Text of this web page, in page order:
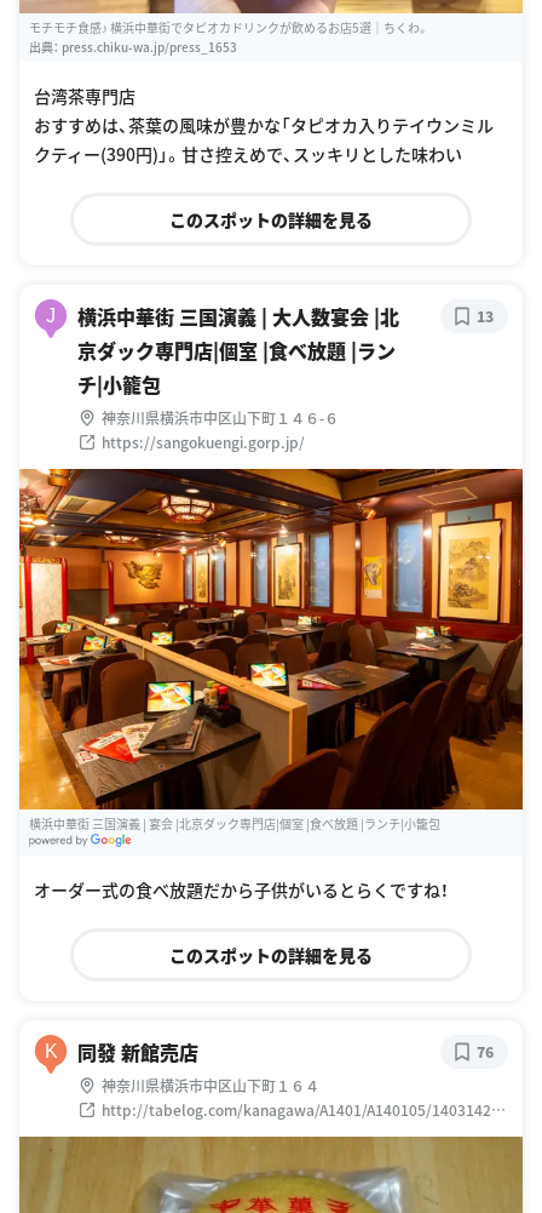
モチモチ食感♪ 横浜中華街でタピオカドリンクが飲めるお店5選｜ちくわ。
出典： press.chiku-wa.jp/press_1653
台湾茶専門店
おすすめは、茶葉の風味が豊かな「タピオカ入りテイウンミル
クティー(390円)」。甘さ控えめで、スッキリとした味わい
このスポットの詳細を見る
J
横浜中華街 三国演義 | 大人数宴会 |北
京ダック専門店|個室 |食べ放題 |ラン
チ|小籠包
神奈川県横浜市中区山下町１４６-６
https://sangokuengi.gorp.jp/
13
横浜中華街 三国演義 | 宴会 |北京ダック専門店|個室 |食べ放題 |ランチ|小籠包
オーダー式の食べ放題だから子供がいるとらくですね！
このスポットの詳細を見る
K 同發 新館売店
神奈川県横浜市中区山下町１６４
http://tabelog.com/kanagawa/A1401/A140105/14031424/
#title-rstdata
76